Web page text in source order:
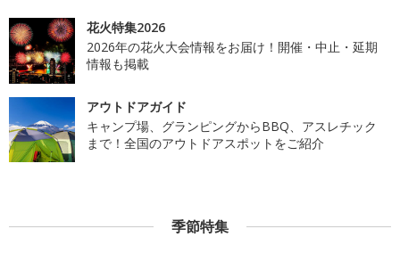
花火特集2026
2026年の花火大会情報をお届け！開催・中止・延期
情報も掲載
アウトドアガイド
キャンプ場、グランピングからBBQ、アスレチック
まで！全国のアウトドアスポットをご紹介
季節特集